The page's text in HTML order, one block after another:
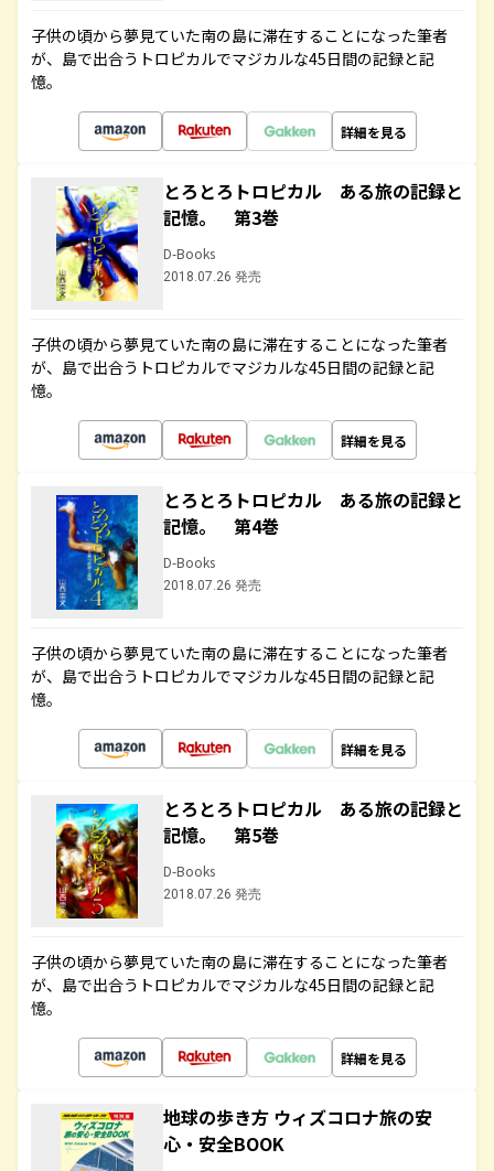
子供の頃から夢見ていた南の島に滞在することになった筆者
が、島で出合うトロピカルでマジカルな45日間の記録と記
憶。
詳細を見る
とろとろトロピカル ある旅の記録と
記憶。 第3巻
D-Books
2018.07.26 発売
子供の頃から夢見ていた南の島に滞在することになった筆者
が、島で出合うトロピカルでマジカルな45日間の記録と記
憶。
詳細を見る
とろとろトロピカル ある旅の記録と
記憶。 第4巻
D-Books
2018.07.26 発売
子供の頃から夢見ていた南の島に滞在することになった筆者
が、島で出合うトロピカルでマジカルな45日間の記録と記
憶。
詳細を見る
とろとろトロピカル ある旅の記録と
記憶。 第5巻
D-Books
2018.07.26 発売
子供の頃から夢見ていた南の島に滞在することになった筆者
が、島で出合うトロピカルでマジカルな45日間の記録と記
憶。
詳細を見る
地球の歩き方 ウィズコロナ旅の安
心・安全BOOK